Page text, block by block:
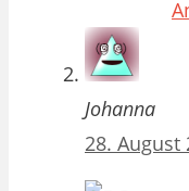
Johanna
28. August